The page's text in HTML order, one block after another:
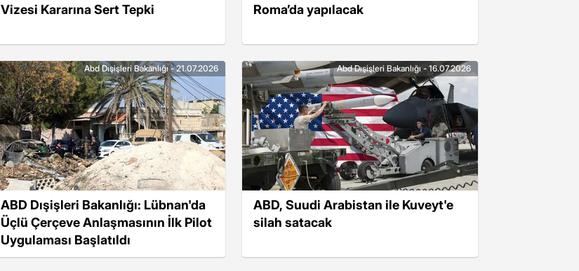
Vizesi Kararına Sert Tepki
Roma’da yapılacak
ABD Dışişleri Bakanlığı: Lübnan'da
Üçlü Çerçeve Anlaşmasının İlk Pilot
Uygulaması Başlatıldı
Abd Dışişleri Bakanlığı - 21.07.2026
ABD, Suudi Arabistan ile Kuveyt'e
silah satacak
Abd Dışişleri Bakanlığı - 16.07.2026